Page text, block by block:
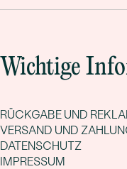
Wichtige
RÜCKGABE UND
VERSAND UND
DATENSCHUTZ
IMPRESSUM